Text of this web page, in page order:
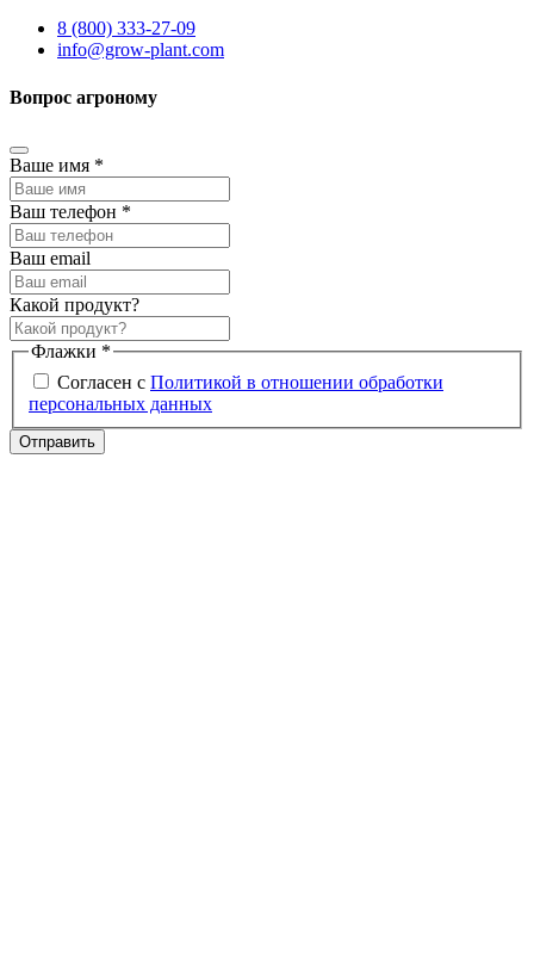
8 (800) 333-27-09
info@grow-plant.com
Вопрос агроному
Ваше имя *
Ваш телефон *
Ваш email
Какой продукт?
Флажки *
Согласен с Политикой в отношении обработки
персональных данных
Отправить